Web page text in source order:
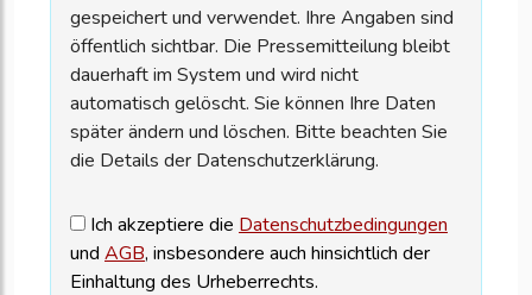
gespeichert und verwendet. Ihre Angaben sind
öffentlich sichtbar. Die Pressemitteilung bleibt
dauerhaft im System und wird nicht
automatisch gelöscht. Sie können Ihre Daten
später ändern und löschen. Bitte beachten Sie
die Details der Datenschutzerklärung.
Ich akzeptiere die Datenschutzbedingungen
und AGB, insbesondere auch hinsichtlich der
Einhaltung des Urheberrechts.